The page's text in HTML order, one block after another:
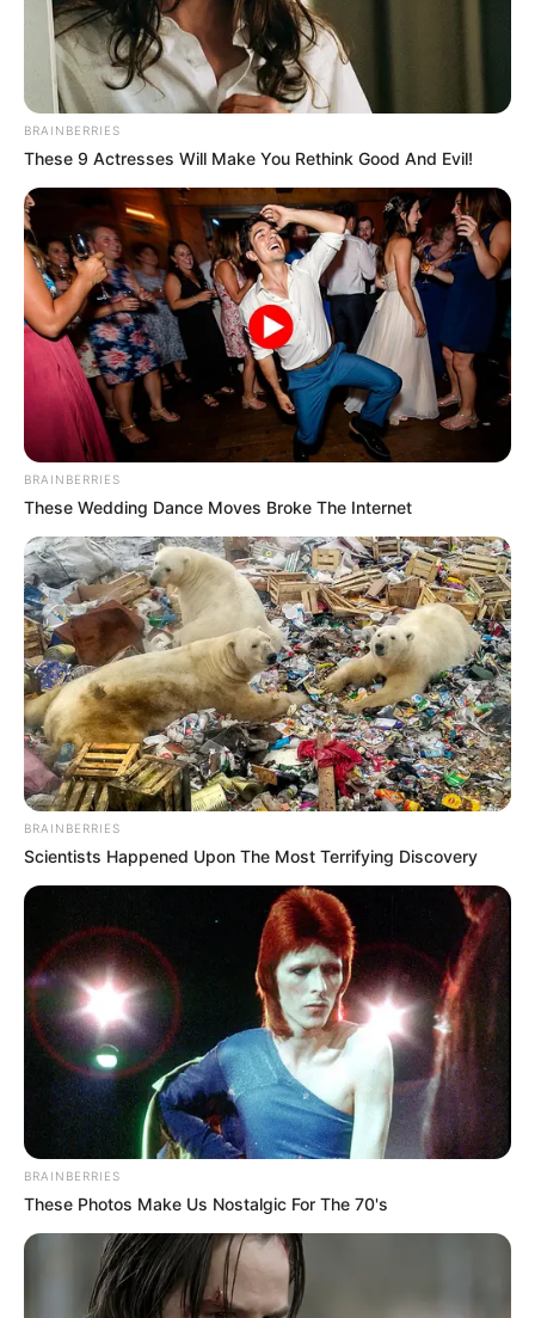
BRAINBERRIES
These 9 Actresses Will Make You Rethink Good And Evil!
BRAINBERRIES
These Wedding Dance Moves Broke The Internet
BRAINBERRIES
Scientists Happened Upon The Most Terrifying Discovery
BRAINBERRIES
These Photos Make Us Nostalgic For The 70's